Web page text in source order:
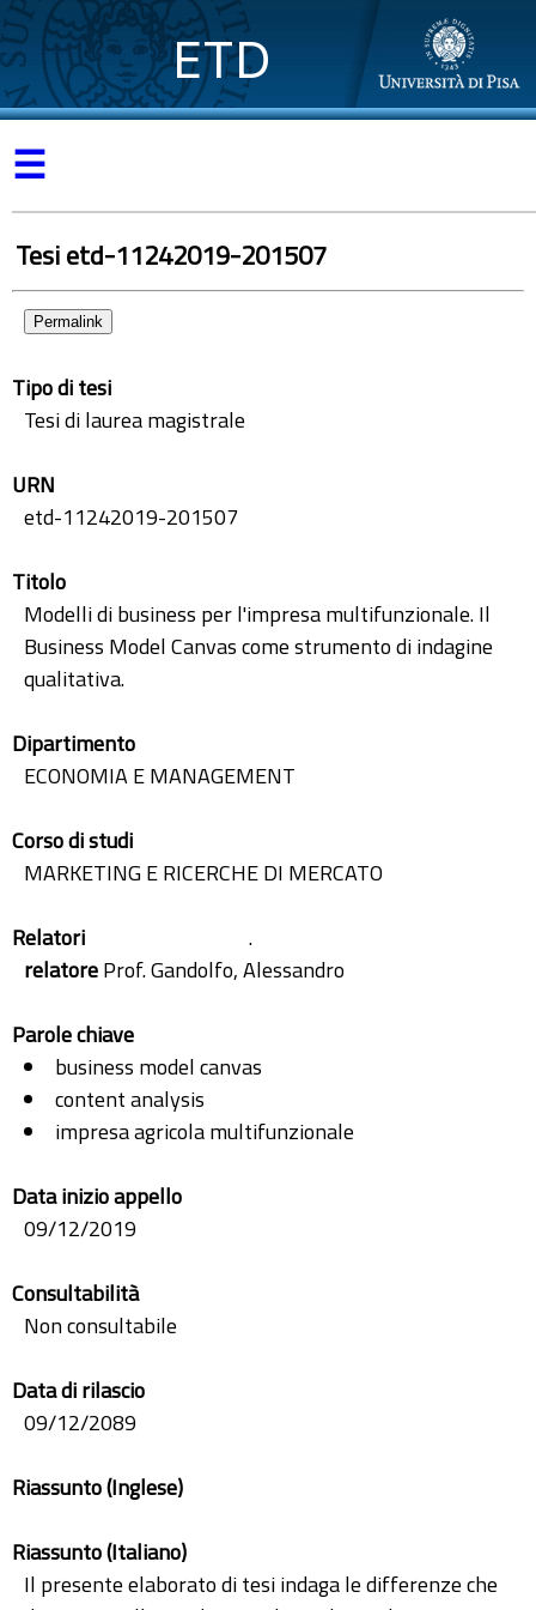
ETD
☰
Tesi etd-11242019-201507
Permalink
Tipo di tesi
Tesi di laurea magistrale
URN
etd-11242019-201507
Titolo
Modelli di business per l'impresa multifunzionale. Il
Business Model Canvas come strumento di indagine
qualitativa.
Dipartimento
ECONOMIA E MANAGEMENT
Corso di studi
MARKETING E RICERCHE DI MERCATO
Relatori
.
relatoreProf. Gandolfo, Alessandro
Parole chiave
business model canvas
content analysis
impresa agricola multifunzionale
Data inizio appello
09/12/2019
Consultabilità
Non consultabile
Data di rilascio
09/12/2089
Riassunto (Inglese)
Riassunto (Italiano)
Il presente elaborato di tesi indaga le differenze che